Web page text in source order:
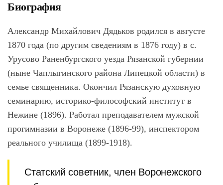
Биография
Александр Михайлович Дядьков родился в августе
1870 года (по другим сведениям в 1876 году) в с.
Урусово Раненбургского уезда Рязанской губернии
(ныне Чаплыгинского района Липецкой области) в
семье священника. Окончил Рязанскую духовную
семинарию, историко-философский институт в
Нежине (1896). Работал преподавателем мужской
прогимназии в Воронеже (1896-99), инспектором
реального училища (1899-1918).
Статский советник, член Воронежского